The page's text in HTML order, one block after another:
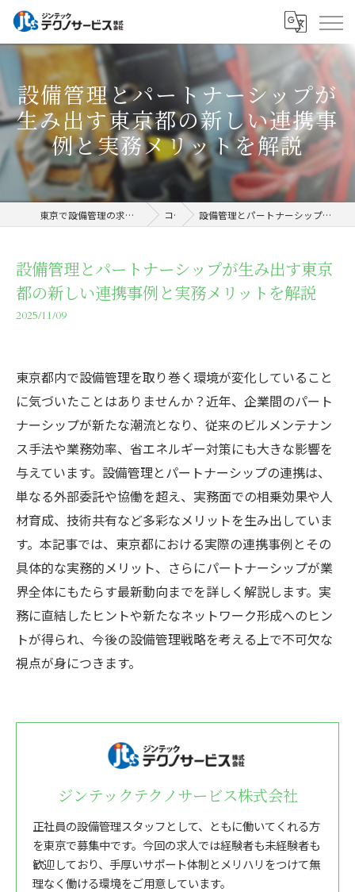
設備管理とパートナーシップが
生み出す東京都の新しい連携事
例と実務メリットを解説
東京で設備管理の求人ならジンテックテクノサービス株式会社 コラム 設備管理とパートナーシップが生み出す東京都の新しい連携事例と実務メリットを解説
設備管理とパートナーシップが生み出す東京
都の新しい連携事例と実務メリットを解説
2025/11/09
東京都内で設備管理を取り巻く環境が変化していること
に気づいたことはありませんか？近年、企業間のパート
ナーシップが新たな潮流となり、従来のビルメンテナン
ス手法や業務効率、省エネルギー対策にも大きな影響を
与えています。設備管理とパートナーシップの連携は、
単なる外部委託や協働を超え、実務面での相乗効果や人
材育成、技術共有など多彩なメリットを生み出していま
す。本記事では、東京都における実際の連携事例とその
具体的な実務的メリット、さらにパートナーシップが業
界全体にもたらす最新動向までを詳しく解説します。実
務に直結したヒントや新たなネットワーク形成へのヒン
トが得られ、今後の設備管理戦略を考える上で不可欠な
視点が身につきます。
ジンテックテクノサービス株式会社
正社員の設備管理スタッフとして、ともに働いてくれる方
を東京で募集中です。今回の求人では経験者も未経験者も
歓迎しており、手厚いサポート体制とメリハリをつけて無
理なく働ける環境をご用意しています。